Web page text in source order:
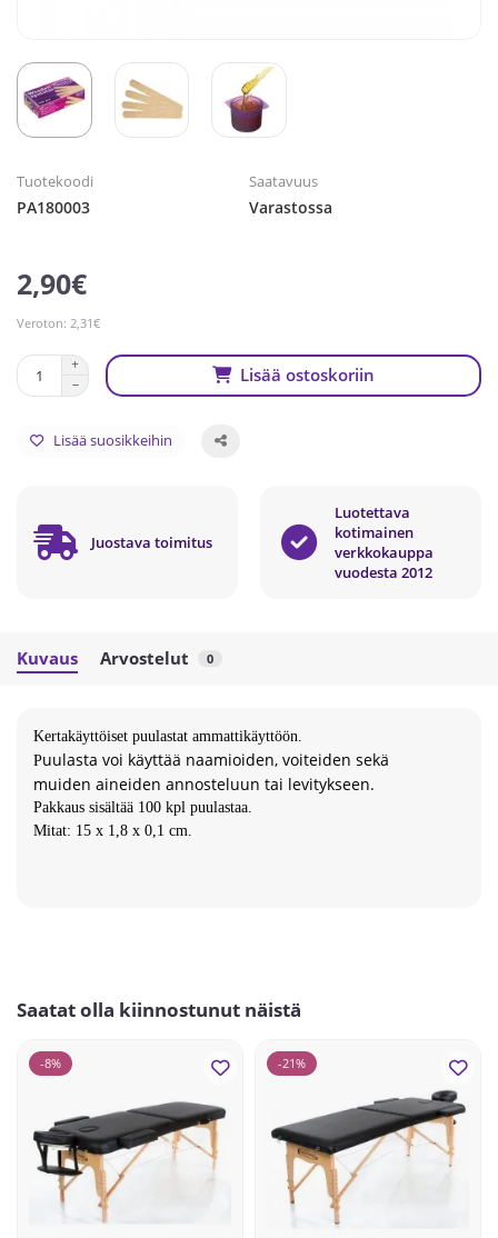
Tuotekoodi
PA180003
Saatavuus
Varastossa
2,90€
Veroton: 2,31€
Lisää ostoskoriin
Lisää suosikkeihin
Juostava toimitus
Luotettava
kotimainen
verkkokauppa
vuodesta 2012
Kuvaus Arvostelut 0
Kertakäyttöiset puulastat ammattikäyttöön.
Puulasta voi käyttää naamioiden, voiteiden sekä
muiden aineiden annosteluun tai levitykseen.
Pakkaus sisältää 100 kpl puulastaa.
Mitat: 15 x 1,8 x 0,1 cm.
Saatat olla kiinnostunut näistä
-8% -21%